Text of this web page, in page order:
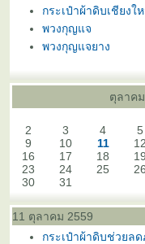
กระเป๋าผ้าดิบเชียงใ
พวงกุญแจ
พวงกุญแจยาง
ตุลาค
2
3 4 5
9
10 11 12
16
17 18 19
23
24 25 26
30
31
11 ตุลาคม 2559
กระเป๋าผ้าดิบช่วยล